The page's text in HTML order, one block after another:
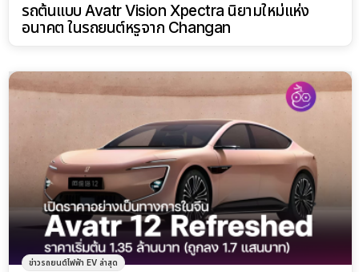
รถต้นแบบ Avatr Vision Xpectra นิยามใหม่แห่ง
อนาคต ในรถยนต์หรูจาก Changan
ข่าวรถยนต์ไฟฟ้า EV ล่าสุด